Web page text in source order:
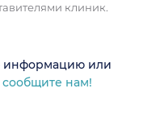
клиник.
информацию или
сообщите нам!